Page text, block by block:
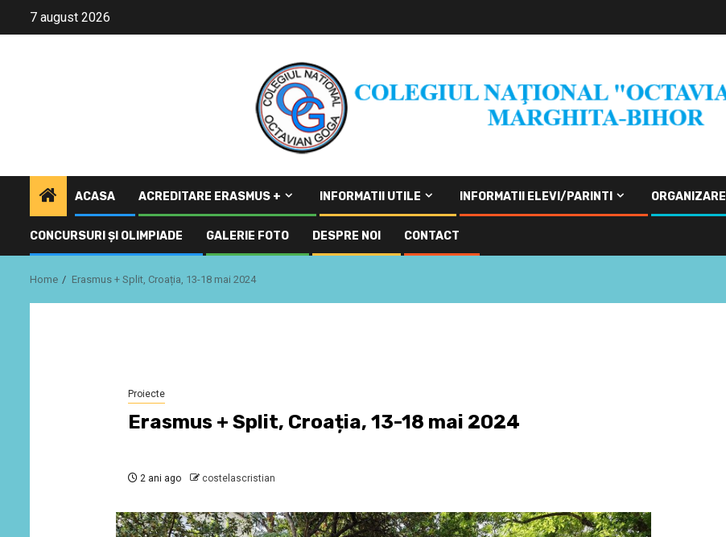
7 august 2026
ACASA ACREDITARE ERASMUS + INFORMATII UTILE INFORMATII ELEVI/PARINTI ORGANIZARE
CONCURSURI ŞI OLIMPIADE GALERIE FOTO DESPRE NOI CONTACT
Home Erasmus + Split, Croația, 13-18 mai 2024
Proiecte
Erasmus + Split, Croația, 13-18 mai 2024
2 ani ago costelascristian